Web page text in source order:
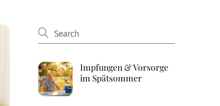
Impfungen & Vorsorge
im Spätsommer